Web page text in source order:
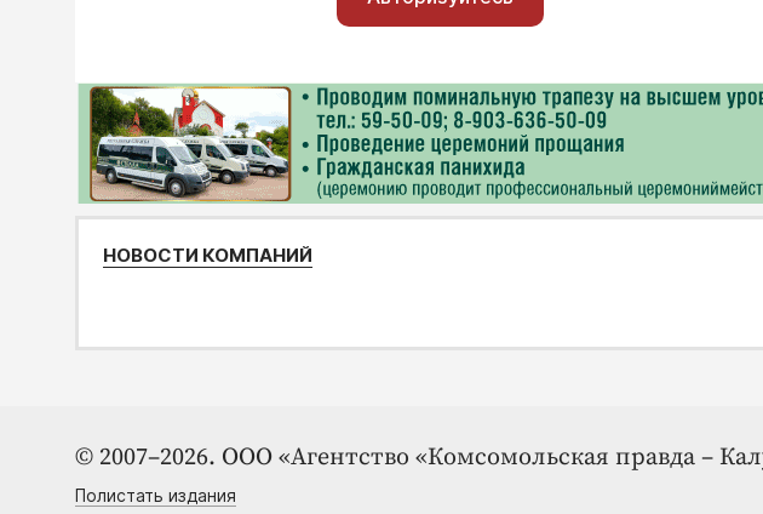
НОВОСТИ КОМПАНИЙ
© 2007–2026. ООО «Агентство «Комсомольская правда –
Полистать издания